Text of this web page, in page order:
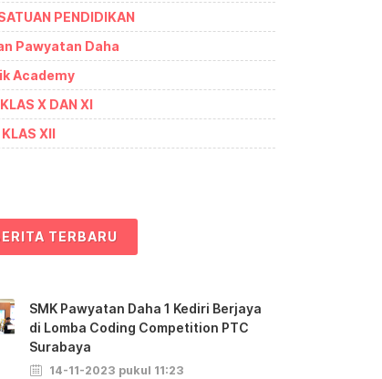
PENDIDIKAN
Pawyatan Daha
Academy
X DAN XI
XII
TERBARU
SMK Pawyatan Daha 1 Kediri Berjaya
di Lomba Coding Competition PTC
Surabaya
14-11-2023 pukul 11:23